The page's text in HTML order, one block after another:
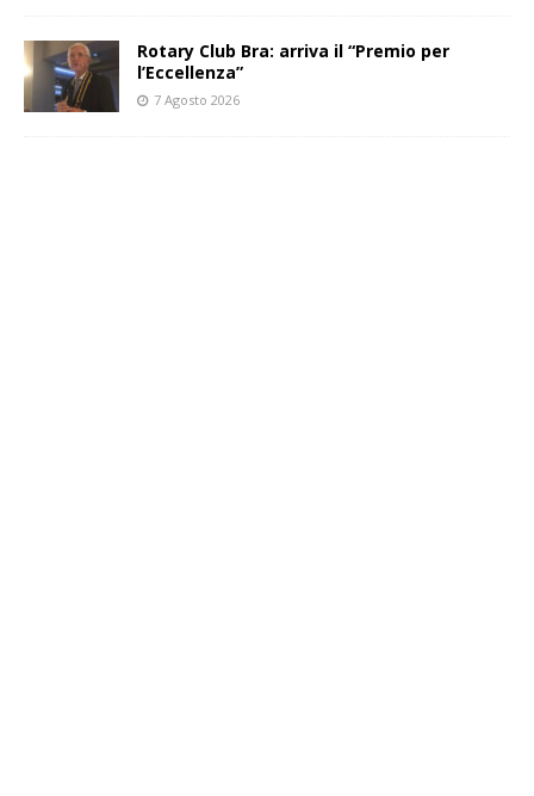
Rotary Club Bra: arriva il “Premio per
l’Eccellenza”
7 Agosto 2026